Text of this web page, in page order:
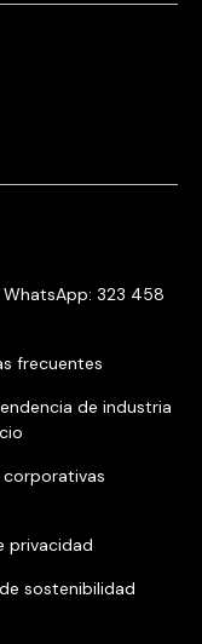
WhatsApp: 323 458
frecuentes
de industria
corporativas
privacidad
sostenibilidad